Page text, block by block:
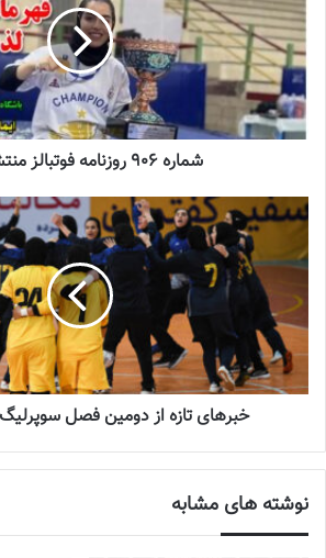
زنان
2023-12-24
دعوت آزمون از 30 بازیکن به اردوی تیم ملی
آینده درخشانی در
2022-12-10
📰 منبع :فدراسیون فوتبال 📸عکس :فدراسیون
آخرین اخبار فوتبال وفوتسال زنانایران را
شاگردان مهینی در مرحله دوم
شماره 906 روزنامه فوتبالز منتشر شد
خبرهای تازه از دومین فصل
نوشته های مشابه